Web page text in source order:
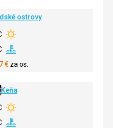
ostrovy
€ za os.
Keňa